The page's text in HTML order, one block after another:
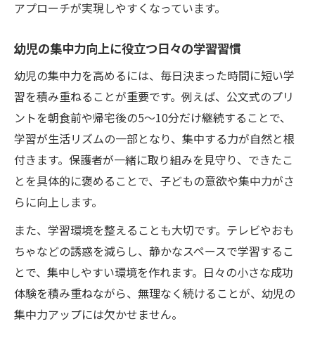
アプローチが実現しやすくなっています。
幼児の集中力向上に役立つ日々の学習習慣
幼児の集中力を高めるには、毎日決まった時間に短い学
習を積み重ねることが重要です。例えば、公文式のプリ
ントを朝食前や帰宅後の5〜10分だけ継続することで、
学習が生活リズムの一部となり、集中する力が自然と根
付きます。保護者が一緒に取り組みを見守り、できたこ
とを具体的に褒めることで、子どもの意欲や集中力がさ
らに向上します。
また、学習環境を整えることも大切です。テレビやおも
ちゃなどの誘惑を減らし、静かなスペースで学習するこ
とで、集中しやすい環境を作れます。日々の小さな成功
体験を積み重ねながら、無理なく続けることが、幼児の
集中力アップには欠かせません。